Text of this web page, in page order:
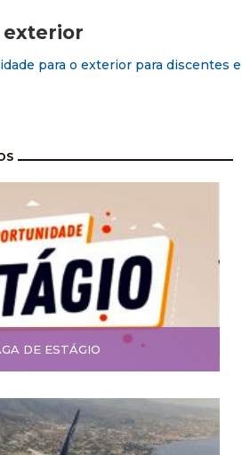
para o exterior para discentes e
DE ESTÁGIO